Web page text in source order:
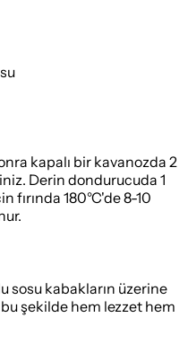
kapalı bir kavanozda 2
Derin dondurucuda 1
fırında 180°C'de 8-10
sosu kabakların üzerine
şekilde hem lezzet hem